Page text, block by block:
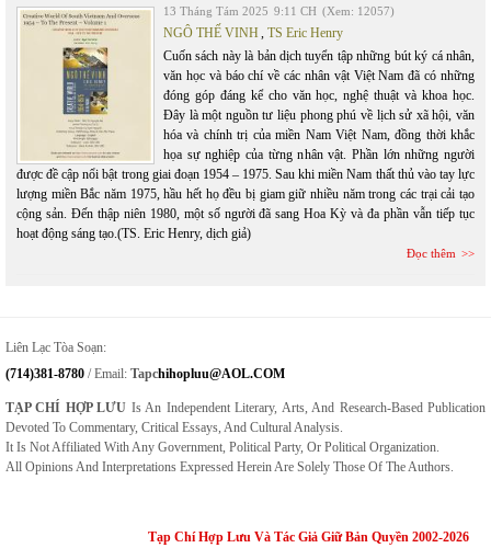
13 Tháng Tám 2025 9:11 CH (Xem: 12057)
NGÔ THẾ VINH, TS Eric Henry
Cuốn sách này là bản dịch tuyển tập những bút ký cá nhân,
văn học và báo chí về các nhân vật Việt Nam đã có những
đóng góp đáng kể cho văn học, nghệ thuật và khoa học.
Đây là một nguồn tư liệu phong phú về lịch sử xã hội, văn
hóa và chính trị của miền Nam Việt Nam, đồng thời khắc
họa sự nghiệp của từng nhân vật. Phần lớn những người
được đề cập nổi bật trong giai đoạn 1954 – 1975. Sau khi miền Nam thất thủ vào tay lực
lượng miền Bắc năm 1975, hầu hết họ đều bị giam giữ nhiều năm trong các trại cải tạo
cộng sản. Đến thập niên 1980, một số người đã sang Hoa Kỳ và đa phần vẫn tiếp tục
hoạt động sáng tạo.(TS. Eric Henry, dịch giả)
Đọc thêm
Liên Lạc Tòa Soạn:
(714)381-8780 / Email: TapcHihopluu@AOL.COM
TẠP CHÍ HỢP LƯU Is An Independent Literary, Arts, And Research-Based Publication
Devoted To Commentary, Critical Essays, And Cultural Analysis.
It Is Not Affiliated With Any Government, Political Party, Or Political Organization.
All Opinions And Interpretations Expressed Herein Are Solely Those Of The Authors.
Tạp Chí Hợp Lưu Và Tác Giả Giữ Bản Quyền 2002-2026